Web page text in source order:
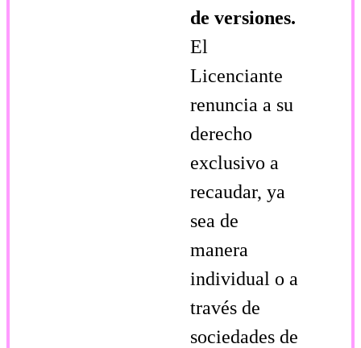
de versiones.
El
Licenciante
renuncia a su
derecho
exclusivo a
recaudar, ya
sea de
manera
individual o a
través de
sociedades de